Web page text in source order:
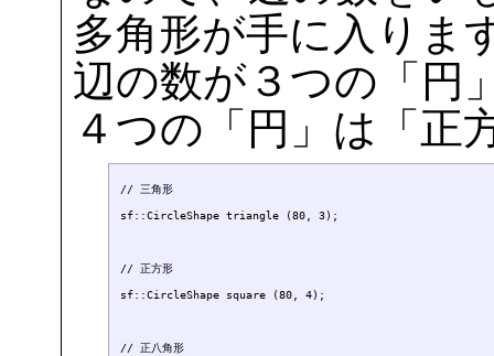
多角形が手に入りま
辺の数が３つの「円
４つの「円」は「正
// 三角形
sf::CircleShape triangle (80, 3);
// 正方形
sf::CircleShape square (80, 4);
// 正八角形